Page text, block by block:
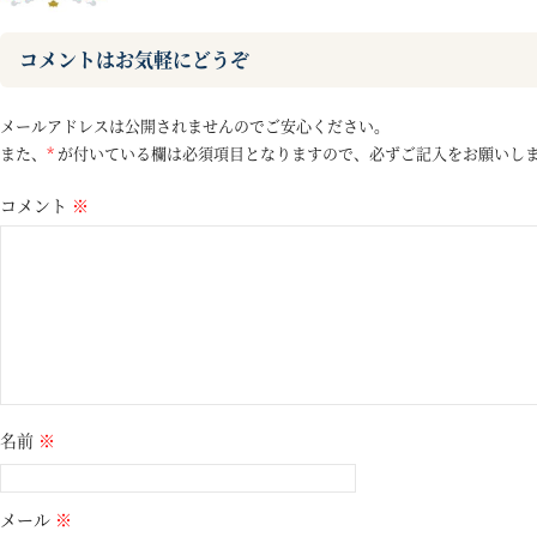
コメントはお気軽にどうぞ
メールアドレスは公開されませんのでご安心ください。
また、 * が付いている欄は必須項目となりますので、必ずご記入をお願いし
コメント ※
名前 ※
メール ※